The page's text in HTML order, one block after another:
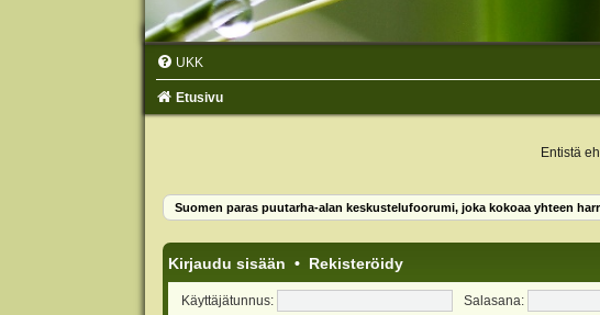
UKK
Etusivu
Entistä
Suomen paras puutarha-alan keskustelufoorumi, joka kokoaa yhteen
Kirjaudu sisään • Rekisteröidy
Käyttäjätunnus: Salasana: